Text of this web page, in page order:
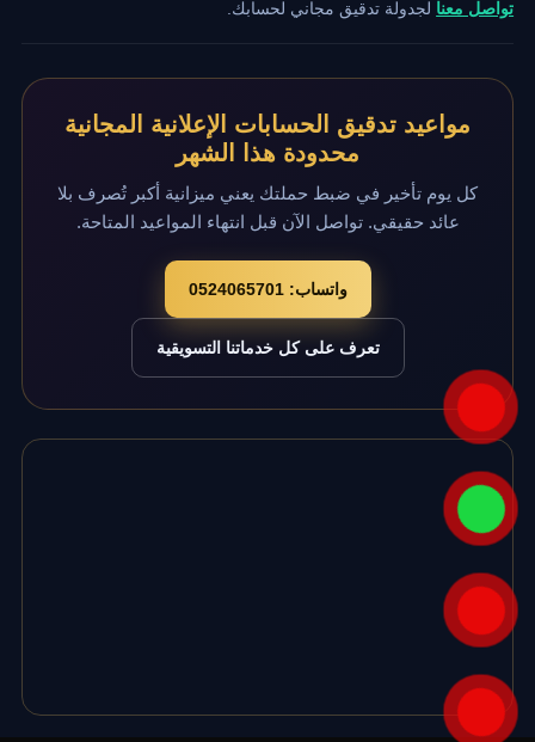
تواصل معنا لجدولة تدقيق مجاني لحسابك.
مواعيد تدقيق الحسابات الإعلانية المجانية
محدودة هذا الشهر
كل يوم تأخير في ضبط حملتك يعني ميزانية أكبر تُصرف بلا
عائد حقيقي. تواصل الآن قبل انتهاء المواعيد المتاحة.
واتساب: 0524065701
تعرف على كل خدماتنا التسويقية